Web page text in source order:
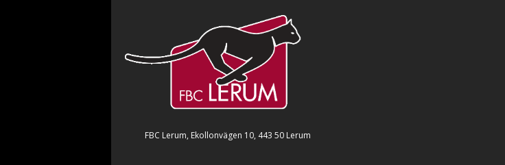
FBC Lerum, Ekollonvägen 10, 443 50 Lerum